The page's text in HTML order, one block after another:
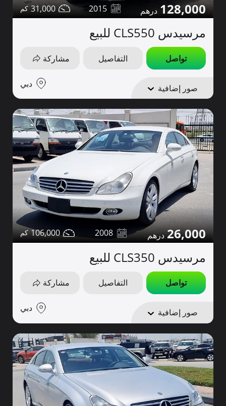
128,000
2015
31,000
مرسيدس CLS550 للبيع
تواصل التفاصيل مشاركة
صور إضافية دبي
26,000
2008
106,000
مرسيدس CLS350 للبيع
تواصل التفاصيل مشاركة
صور إضافية دبي